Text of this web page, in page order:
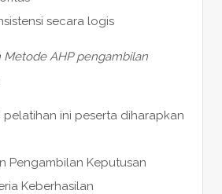
secara logis
Metode AHP pengambilan
ini peserta diharapkan
Pengambilan Keputusan
Keberhasilan